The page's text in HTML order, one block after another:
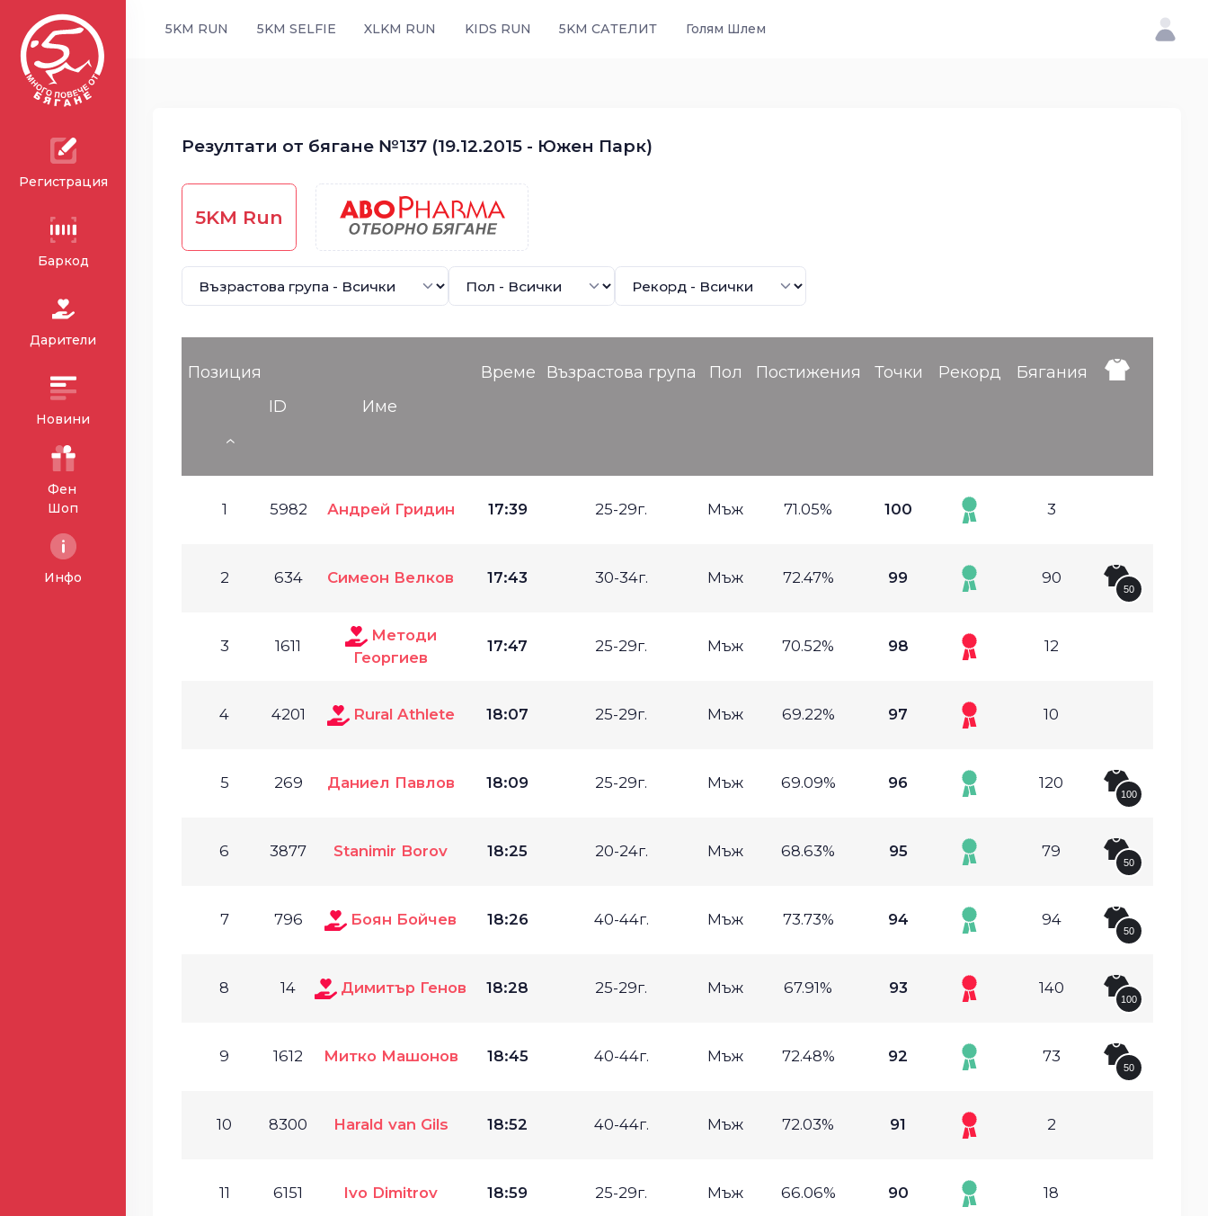
Регистрация
Баркод
Дарители
Новини
Фен
Шоп
Инфо
5KM RUN 5KM SELFIE XLKM RUN KIDS RUN 5KM САТЕЛИТ Голям Шлем
Резултати от бягане №137 (19.12.2015 - Южен Парк)
5KM Run
Позиция
ID
Име
Време Възрастова група Пол Постижения Точки Рекорд Бягания
1 5982 Андрей Гридин 17:39 25-29г. Мъж 71.05% 100 3
2 634 Симеон Велков 17:43 30-34г. Мъж 72.47% 99 90
50
3 1611
Методи
Георгиев
17:47 25-29г. Мъж 70.52% 98 12
4 4201 Rural Athlete 18:07 25-29г. Мъж 69.22% 97 10
5 269 Даниел Павлов 18:09 25-29г. Мъж 69.09% 96 120
100
6 3877 Stanimir Borov 18:25 20-24г. Мъж 68.63% 95 79
50
7 796 Боян Бойчев 18:26 40-44г. Мъж 73.73% 94 94
50
8 14 Димитър Генов 18:28 25-29г. Мъж 67.91% 93 140
100
9 1612 Митко Машонов 18:45 40-44г. Мъж 72.48% 92 73
50
10 8300 Harald van Gils 18:52 40-44г. Мъж 72.03% 91 2
11 6151 Ivo Dimitrov 18:59 25-29г. Мъж 66.06% 90 18